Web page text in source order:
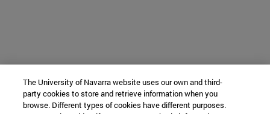
The University of Navarra website uses our own and third-
party cookies to store and retrieve information when you
browse. Different types of cookies have different purposes.